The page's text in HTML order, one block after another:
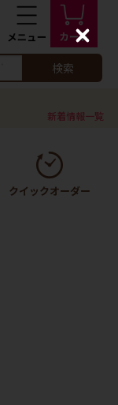
検索
新着情報一覧
C
l
s